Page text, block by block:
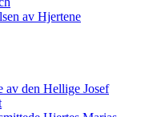
av Hjertene
av den Hellige Josef